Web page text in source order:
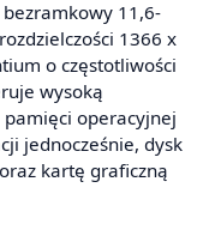
bezramkowy 11,6-
1366 x
o częstotliwości
wysoką
pamięci operacyjnej
jednocześnie, dysk
kartę graficzną